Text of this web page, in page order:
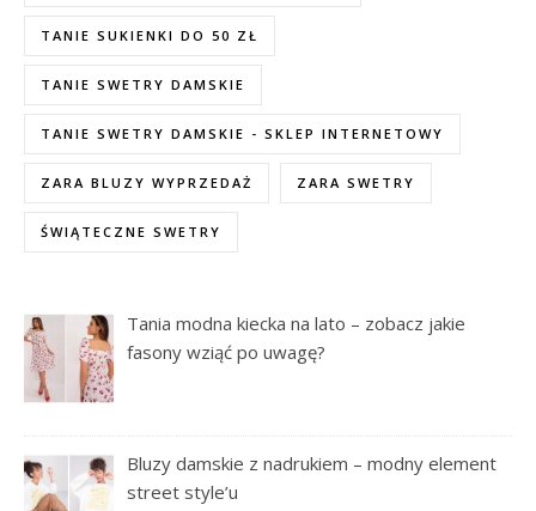
TANIE SUKIENKI DO 50 ZŁ
TANIE SWETRY DAMSKIE
TANIE SWETRY DAMSKIE - SKLEP INTERNETOWY
ZARA BLUZY WYPRZEDAŻ ZARA SWETRY
ŚWIĄTECZNE SWETRY
Tania modna kiecka na lato – zobacz jakie
fasony wziąć po uwagę?
Bluzy damskie z nadrukiem – modny element
street style’u